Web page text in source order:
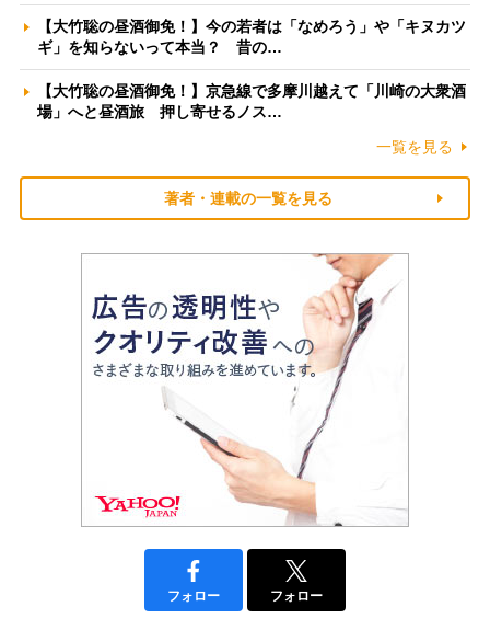
【大竹聡の昼酒御免！】今の若者は「なめろう」や「キヌカツ
ギ」を知らないって本当？ 昔の…
【大竹聡の昼酒御免！】京急線で多摩川越えて「川崎の大衆酒
場」へと昼酒旅 押し寄せるノス…
一覧を見る
著者・連載の一覧を見る
フォロー フォロー